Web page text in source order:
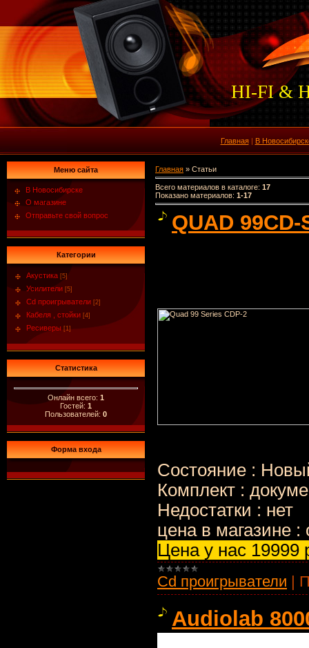
HI-FI &
Главная| В
Меню сайта
В Новосибирске
О магазине
Отправьте свой вопрос
Категории
Акустика [5]
Усилители [5]
Cd проигрыватели [2]
Кабеля , стойки [4]
Ресиверы [1]
Статистика
Онлайн всего: 1
Гостей: 1
Пользователей: 0
Форма входа
Главная » Статьи
Всего материалов в каталоге: 17
Показано материалов: 1-17
QUAD
Состояние :
Комплект :
Недостатки : нет
цена в магазине :
Цена у нас 19999
Cd проигрыватели |
Audiolab